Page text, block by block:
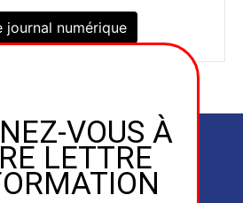
journal numérique
VOUS À
LETTRE